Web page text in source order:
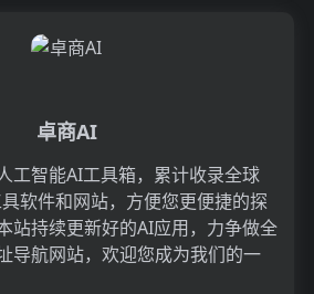
卓商AI
工智能AI工具箱，累计收录全球
软件和网站，方便您更便捷的探
站持续更新好的AI应用，力争做全
导航网站，欢迎您成为我们的一